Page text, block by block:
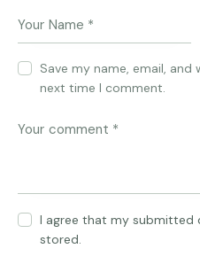
Save my name, email,
next time I comment.
I agree that my submitted
stored.